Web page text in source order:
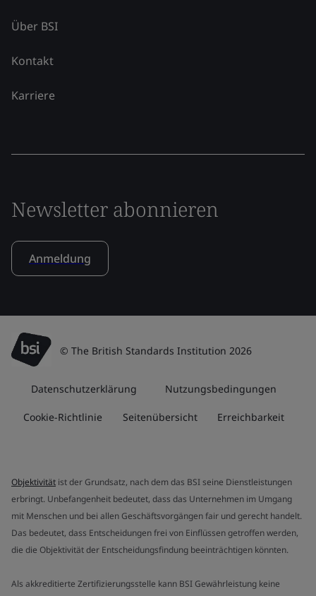
Über BSI
Kontakt
Karriere
Newsletter abonnieren
Anmeldung
© The British Standards Institution 2026
Datenschutzerklärung Nutzungsbedingungen
Cookie-Richtlinie Seitenübersicht Erreichbarkeit
Objektivität ist der Grundsatz, nach dem das BSI seine Dienstleistungen
erbringt. Unbefangenheit bedeutet, dass das Unternehmen im Umgang
mit Menschen und bei allen Geschäftsvorgängen fair und gerecht handelt.
Das bedeutet, dass Entscheidungen frei von Einflüssen getroffen werden,
die die Objektivität der Entscheidungsfindung beeinträchtigen könnten.
Als akkreditierte Zertifizierungsstelle kann BSI Gewährleistung keine